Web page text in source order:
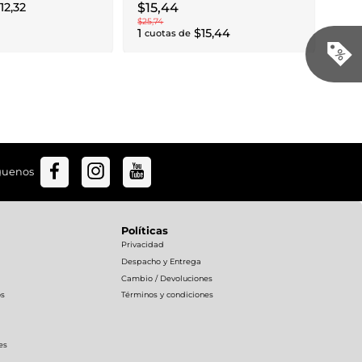
12,32 $15,44
$25,74
1 cuotas de $15,44
Políticas
Privacidad
Despacho y Entrega
Cambio / Devoluciones
Términos y condiciones